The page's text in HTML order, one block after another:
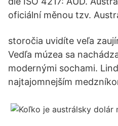
oficiální měnou tzv.
storočia uvidíte veľa
Vedľa múzea sa
modernými sochami.
najtajomnejším